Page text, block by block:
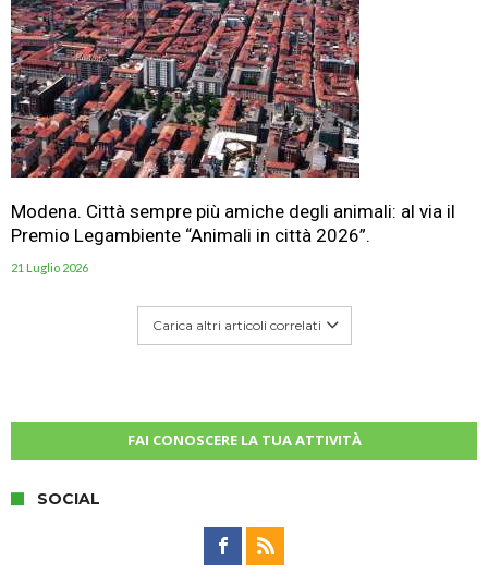
Modena. Città sempre più amiche degli animali: al via il
Premio Legambiente “Animali in città 2026”.
21 Luglio 2026
Carica altri articoli correlati
FAI CONOSCERE LA TUA ATTIVITÀ
SOCIAL